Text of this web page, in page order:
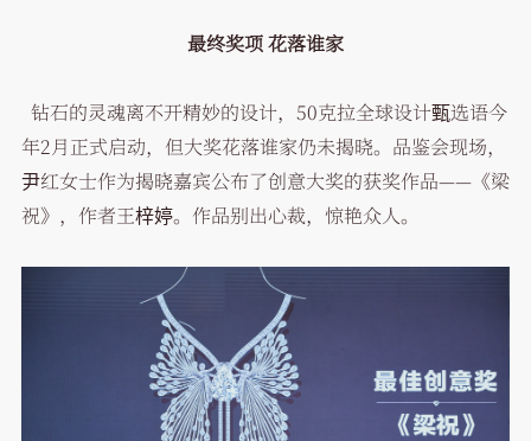
最终奖项 花落谁家
钻石的灵魂离不开精妙的设计，50克拉全球设计甄选语今
年2月正式启动，但大奖花落谁家仍未揭晓。品鉴会现场，
尹红女士作为揭晓嘉宾公布了创意大奖的获奖作品——《梁
祝》，作者王梓婷。作品别出心裁，惊艳众人。